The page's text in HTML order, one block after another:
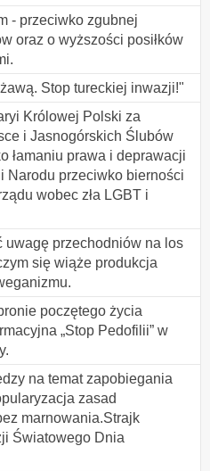
- przeciwko zgubnej
oraz o wyższości posiłków
Stop tureckiej inwazji!"
Królowej Polski za
i Jasnogórskich Ślubów
łamaniu prawa i deprawacji
Narodu przeciwko bierności
wobec zła LGBT i
uwagę przechodniów na los
się wiąże produkcja
poczętego życia
„Stop Pedofilii” w
na temat zapobiegania
zasad
marnowania.Strajk
Światowego Dnia